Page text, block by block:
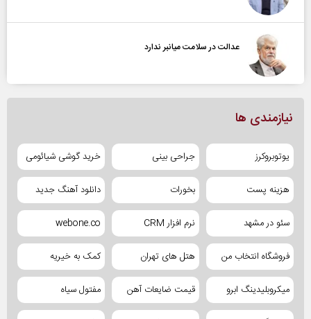
عدالت در سلامت میانبر ندارد
نیازمندی ها
یوتوبروکرز جراحی بینی خرید گوشی شیائومی
هزینه پست بخورات دانلود آهنگ جدید
سئو در مشهد نرم افزار CRM webone.co
فروشگاه انتخاب من هتل های تهران کمک به خیریه
میکروبلیدینگ ابرو قیمت ضایعات آهن مفتول سیاه